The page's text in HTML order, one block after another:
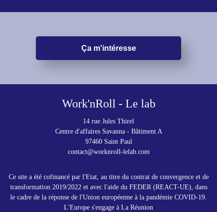
Ça m'intéresse
Work'nRoll - Le lab
14 rue Jules Thirel
Centre d'affaires Savanna - Bâtiment A
97460 Saint Paul
contact@worknroll-lelab.com
Ce site a été cofinancé par l'Etat, au titre du contrat de convergence et de
transformation 2019/2022 et avec l'aide du FEDER (REACT-UE), dans
le cadre de la réponse de l'Union européenne à la pandémie COVID-19.
L'Europe s'engage à La Réunion